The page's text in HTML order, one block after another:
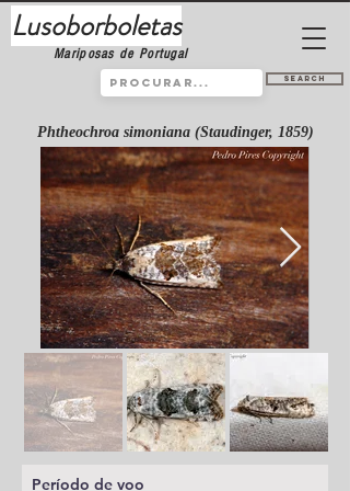
Lusoborboletas
Mariposas de Portugal
Search
Phtheochroa simoniana (Staudinger, 1859)
Período de voo